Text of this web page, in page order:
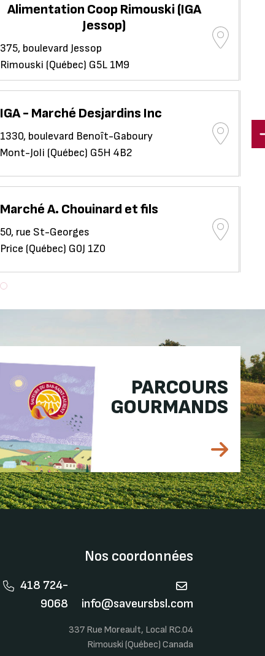
Alimentation Coop Rimouski (IGA
Jessop)
375, boulevard Jessop
Rimouski (Québec) G5L 1M9
IGA - Marché Desjardins Inc
1330, boulevard Benoît-Gaboury
Mont-Joli (Québec) G5H 4B2
Marché A. Chouinard et fils
50, rue St-Georges
Price (Québec) G0J 1Z0
PARCOURS
GOURMANDS
Nos coordonnées
418 724-
9068
info@saveursbsl.com
337 Rue Moreault, Local RC.04
Rimouski (Québec) Canada